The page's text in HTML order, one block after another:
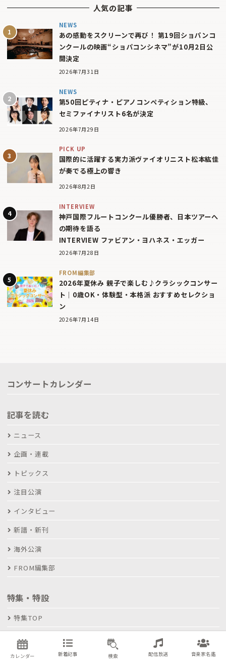
人気の記事
NEWS
あの感動をスクリーンで再び！ 第19回ショパンコ
ンクールの映画“ショパコンシネマ”が10月2日公
開決定
2026年7月31日
NEWS
第50回ピティナ・ピアノコンペティション特級、
セミファイナリスト6名が決定
2026年7月29日
PICK UP
国際的に活躍する実力派ヴァイオリニスト松本紘佳
が奏でる極上の響き
2026年8月2日
INTERVIEW
神戸国際フルートコンクール優勝者、日本ツアーへ
の期待を語る
INTERVIEW ファビアン・ヨハネス・エッガー
2026年7月28日
FROM編集部
2026年夏休み 親子で楽しむ♪クラシックコンサー
ト｜0歳OK・体験型・本格派 おすすめセレクショ
ン
2026年7月14日
コンサートカレンダー
記事を読む
ニュース
企画・連載
トピックス
注目公演
インタビュー
新譜・新刊
海外公演
FROM編集部
特集・特設
特集TOP
カレンダー 新着記事 検索 配信放送 音楽家名鑑